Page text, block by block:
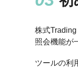
株式
照会機能が
ツールの利